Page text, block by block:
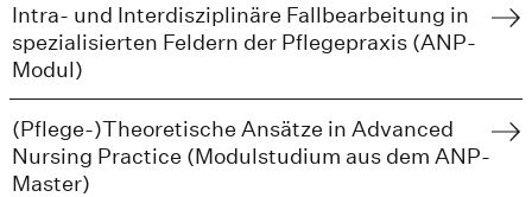
Intra- und Interdisziplinäre Fallbearbeitung in
spezialisierten Feldern der Pflegepraxis (ANP-
Modul)
(Pflege-)Theoretische Ansätze in Advanced
Nursing Practice (Modulstudium aus dem ANP-
Master)